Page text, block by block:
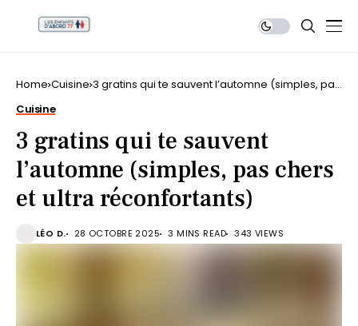
Home Cuisine 3 gratins qui te sauvent l’automne (simples, pas
Cuisine
3 gratins qui te sauvent
l’automne (simples, pas chers
et ultra réconfortants)
LÉO D. 28 OCTOBRE 2025 3 MINS READ 343 VIEWS